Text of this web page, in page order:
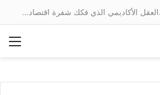
البروفيسور كمال كلوج…العقل الأكاديمي الذي فكك شفرة اقتصاد الخدمات وجسر الهوة بين ضفتي المتوسط